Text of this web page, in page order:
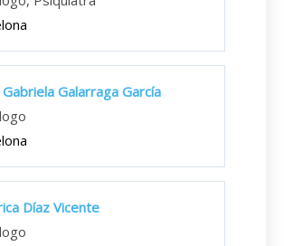
Gabriela Galarraga García
Díaz Vicente